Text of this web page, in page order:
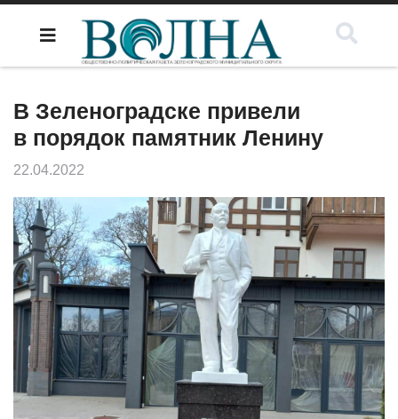
В Зеленоградске привели
в порядок памятник Ленину
22.04.2022